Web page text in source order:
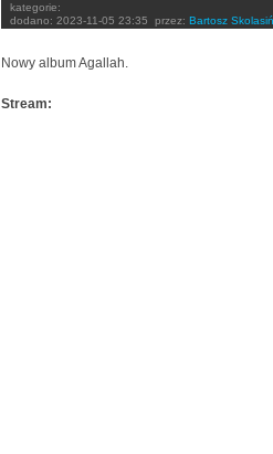
kategorie:
dodano: 2023-11-05 23:35 przez: Bartosz
Nowy album Agallah.
Stream: